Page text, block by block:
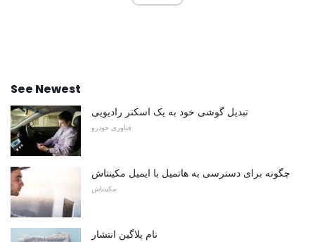
See Newest
تبدیل گوشی خود به یک اسکنر رادیویی
فناوری خودرو
چگونه برای دسترسی به هاتمیل با ایمیل مکینتاش
مکینتاش
نام پلاگین انتشار